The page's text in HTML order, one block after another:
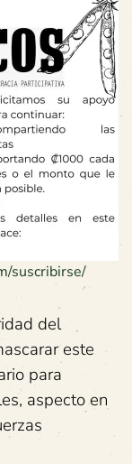
suscribirse/
del
este
para
aspecto en